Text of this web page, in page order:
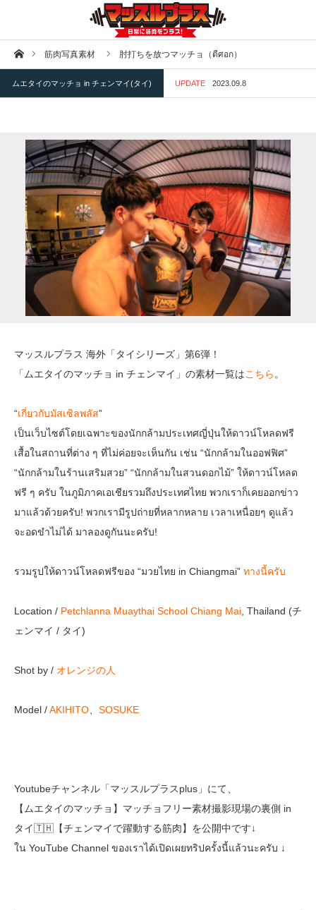
ホーム筋肉写真素材 肘打ちを放つマッチョ（ตีศอก）
ムエタイのマッチョ in チェンマイ(タイ) UPDATE 2023.09.8
マッスルプラス 海外「タイシリーズ」第6弾！
「ムエタイのマッチョ in チェンマイ」の素材一覧はこちら 。
“เกี่ยวกับมัสเซิลพลัส”
เป็นเว็บไซต์โดยเฉพาะของนักกล้ามประเทศญี่ปุ่นให้ดาวน์โหลดฟรี
เสื้อในสถานที่ต่าง ๆ ที่ไม่ค่อยจะเห็นกัน เช่น “นักกล้ามในออฟฟิศ”
“นักกล้ามในร้านเสริมสวย” “นักกล้ามในสวนดอกไม้” ให้ดาวน์โหลด
ฟรี ๆ ครับ ในภูมิภาคเอเชียรวมถึงประเทศไทย พวกเราก็เคยออกข่าว
มาแล้วด้วยครับ! พวกเรามีรูปถ่ายที่หลากหลาย เวลาเหนื่อยๆ ดูแล้ว
จะอดขำไม่ได้ มาลองดูกันนะครับ!
รวมรูปให้ดาวน์โหลดฟรีของ “มวยไทย in Chiangmai” ทางนี้ครับ
Location / Petchlanna Muaythai School Chiang Mai , Thailand (チ
ェンマイ / タイ)
Shot by / オレンジの人
Model /AKIHITO SOSUKE
Youtubeチャンネル「マッスルプラスplus」にて、
【ムエタイのマッチョ】マッチョフリー素材撮影現場の裏側 in
タイ🇹🇭【チェンマイで躍動する筋肉】を公開中です↓
ใน YouTube Channel ของเราได้เปิดเผยทริปครั้งนี้แล้วนะครับ ↓